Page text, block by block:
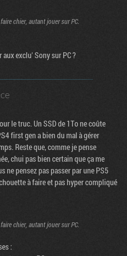
chier, autant jouer sur PC.
exclu' Sony sur PC ?
le truc. Un SSD de 1To ne coûte
first gen a bien du mal à gérer
Reste que, comme je pense
chui pas bien certain que ça me
ne pensez pas passer par une PS5
à faire et pas hyper compliqué
chier, autant jouer sur PC.
: